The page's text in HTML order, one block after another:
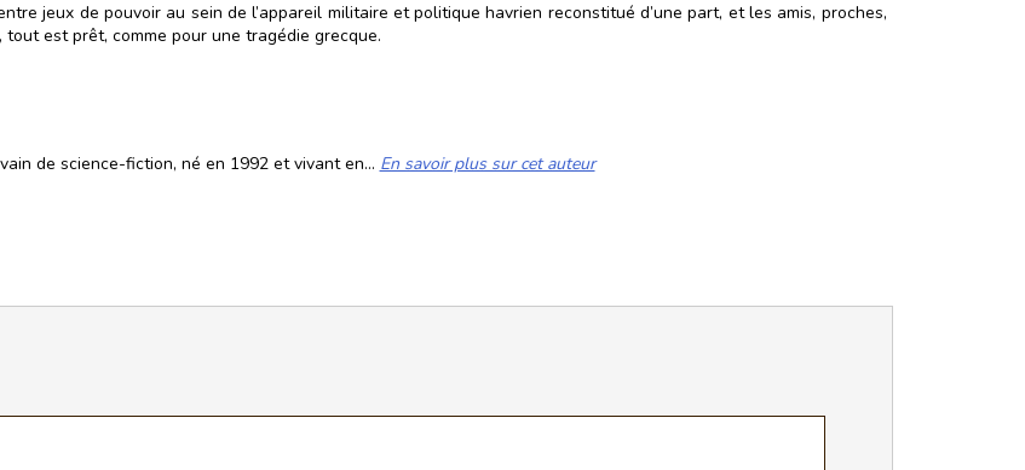
jeux de pouvoir au sein de l’appareil militaire et politique havrien reconstitué d’une part, et les amis, proches,
tout est prêt, comme pour une tragédie grecque.
de science-fiction, né en 1992 et vivant en... En savoir plus sur cet auteur